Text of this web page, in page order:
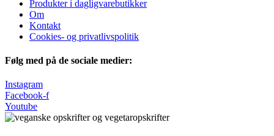
Produkter i dagligvarebutikker
Om
Kontakt
Cookies- og privatlivspolitik
Følg med på de sociale medier:
Instagram
Facebook-f
Youtube